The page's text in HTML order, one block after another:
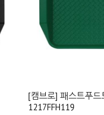
[캠브로] 패스트푸드
1217FFH119